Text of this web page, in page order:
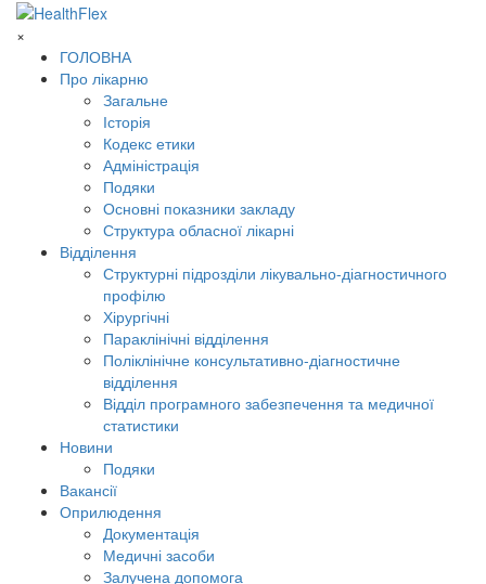
×
ГОЛОВНА
Про лікарню
Загальне
Історія
Кодекс етики
Адміністрація
Подяки
Основні показники закладу
Структура обласної лікарні
Відділення
Структурні підрозділи лікувально-діагностичного
профілю
Хірургічні
Параклінічні відділення
Поліклінічне консультативно-діагностичне
відділення
Відділ програмного забезпечення та медичної
статистики
Новини
Подяки
Вакансії
Оприлюдення
Документація
Медичні засоби
Залучена допомога